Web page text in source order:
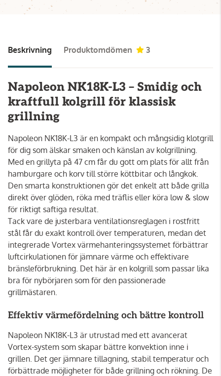
Beskrivning Produktomdömen 3
Napoleon NK18K-L3 – Smidig och
kraftfull kolgrill för klassisk
grillning
Napoleon NK18K-L3 är en kompakt och mångsidig klotgrill
för dig som älskar smaken och känslan av kolgrillning.
Med en grillyta på 47 cm får du gott om plats för allt från
hamburgare och korv till större köttbitar och långkok.
Den smarta konstruktionen gör det enkelt att både grilla
direkt över glöden, röka med träflis eller köra low & slow
för riktigt saftiga resultat.
Tack vare de justerbara ventilationsreglagen i rostfritt
stål får du exakt kontroll över temperaturen, medan det
integrerade Vortex värmehanteringssystemet förbättrar
luftcirkulationen för jämnare värme och effektivare
bränsleförbrukning. Det här är en kolgrill som passar lika
bra för nybörjaren som för den passionerade
grillmästaren.
Effektiv värmefördelning och bättre kontroll
Napoleon NK18K-L3 är utrustad med ett avancerat
Vortex-system som skapar bättre konvektion inne i
grillen. Det ger jämnare tillagning, stabil temperatur och
förbättrade möjligheter för både grillning och rökning. De